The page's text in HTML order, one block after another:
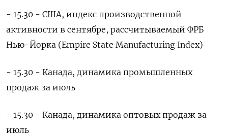
- 15.30 - США, индекс производственной
активности в сентябре, рассчитываемый ФРБ
Нью-Йорка (Empire State Manufacturing Index)
- 15.30 - Канада, динамика промышленных
продаж за июль
- 15.30 - Канада, динамика оптовых продаж за
июль